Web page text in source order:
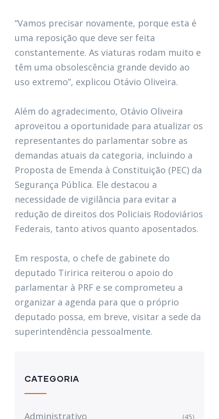
“Vamos precisar novamente, porque esta é
uma reposição que deve ser feita
constantemente. As viaturas rodam muito e
têm uma obsolescência grande devido ao
uso extremo”, explicou Otávio Oliveira.
Além do agradecimento, Otávio Oliveira
aproveitou a oportunidade para atualizar os
representantes do parlamentar sobre as
demandas atuais da categoria, incluindo a
Proposta de Emenda à Constituição (PEC) da
Segurança Pública. Ele destacou a
necessidade de vigilância para evitar a
redução de direitos dos Policiais Rodoviários
Federais, tanto ativos quanto aposentados.
Em resposta, o chefe de gabinete do
deputado Tiririca reiterou o apoio do
parlamentar à PRF e se comprometeu a
organizar a agenda para que o próprio
deputado possa, em breve, visitar a sede da
superintendência pessoalmente.
CATEGORIA
Administrativo (45)